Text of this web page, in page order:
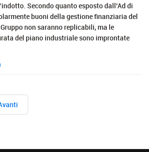
Secondo quanto esposto dall’Ad di
buoni della gestione finanziaria del
non saranno replicabili, ma le
del piano industriale sono improntate